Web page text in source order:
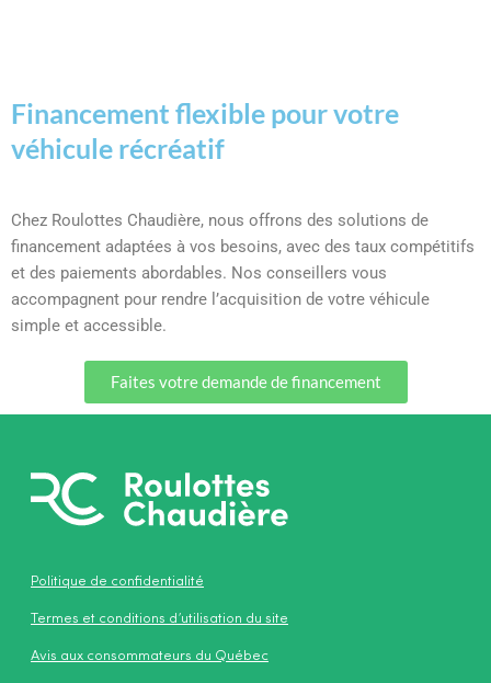
Financement flexible pour votre
véhicule récréatif
Chez Roulottes Chaudière, nous offrons des solutions de
financement adaptées à vos besoins, avec des taux compétitifs
et des paiements abordables. Nos conseillers vous
accompagnent pour rendre l’acquisition de votre véhicule
simple et accessible.
Faites votre demande de financement
Politique de confidentialité
Termes et conditions d’utilisation du site
Avis aux consommateurs du Québec